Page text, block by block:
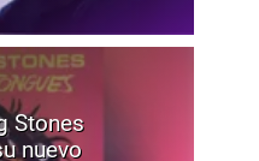
Stones
nuevo